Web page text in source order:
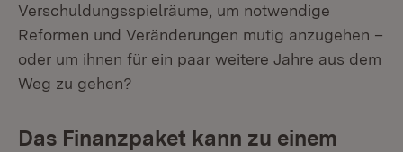
Verschuldungsspielräume, um notwendige
Reformen und Veränderungen mutig anzugehen –
oder um ihnen für ein paar weitere Jahre aus dem
Weg zu gehen?
Das Finanzpaket kann zu einem